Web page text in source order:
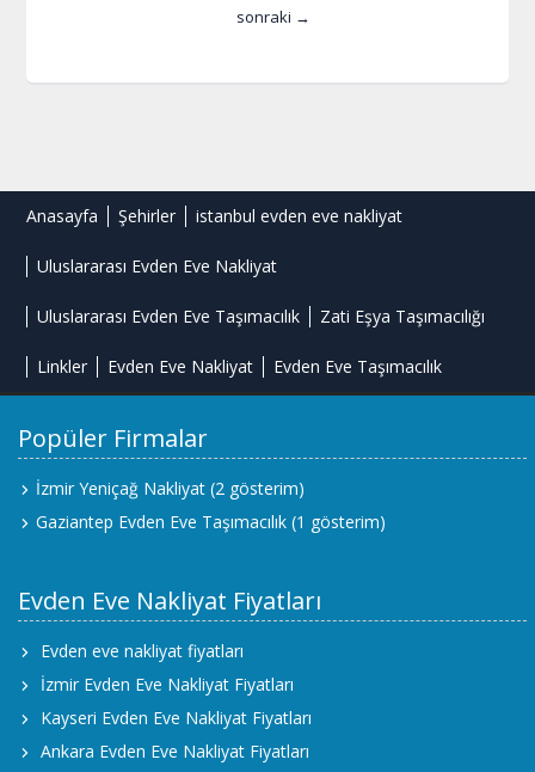
sonraki →
Anasayfa Şehirler istanbul evden eve nakliyat
Uluslararası Evden Eve Nakliyat
Uluslararası Evden Eve Taşımacılık Zati Eşya Taşımacılığı
Linkler Evden Eve Nakliyat Evden Eve Taşımacılık
Popüler Firmalar
İzmir Yeniçağ Nakliyat (2 gösterim)
Gaziantep Evden Eve Taşımacılık (1 gösterim)
Evden Eve Nakliyat Fiyatları
Evden eve nakliyat fiyatları
İzmir Evden Eve Nakliyat Fiyatları
Kayseri Evden Eve Nakliyat Fiyatları
Ankara Evden Eve Nakliyat Fiyatları